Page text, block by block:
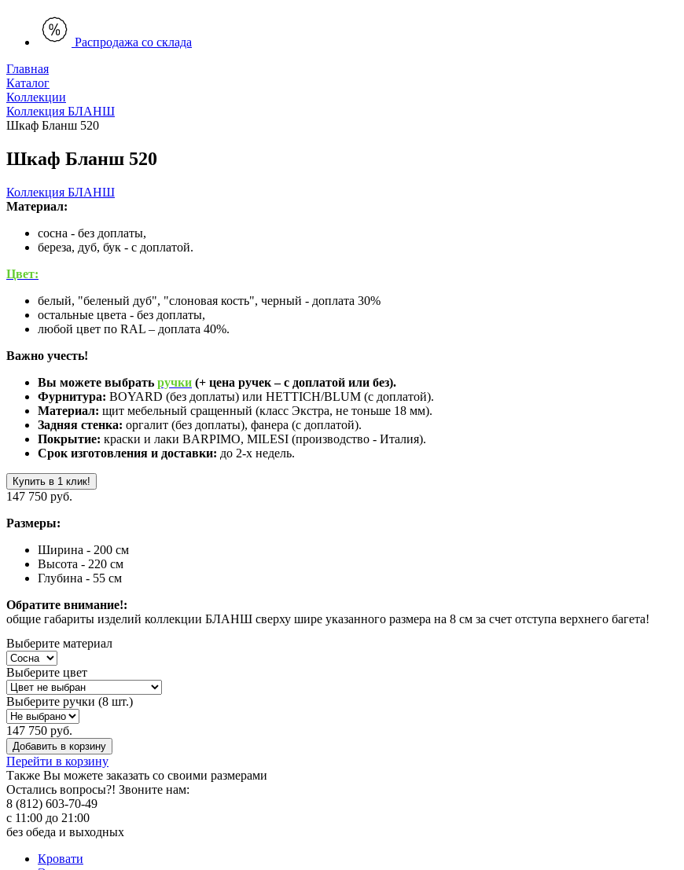
Распродажа со склада
Главная
Каталог
Коллекции
Коллекция БЛАНШ
Шкаф Бланш 520
Шкаф Бланш 520
Коллекция БЛАНШ
Материал:
сосна - без доплаты,
береза, дуб, бук - с доплатой.
Цвет:
белый, "беленый дуб", "слоновая кость", черный - доплата 30%
остальные цвета - без доплаты,
любой цвет по RAL – доплата 40%.
Важно учесть!
Вы можете выбрать ручки (+ цена ручек – с доплатой или без).
Фурнитура: BOYARD (без доплаты) или HETTICH/BLUM (с доплатой).
Материал: щит мебельный сращенный (класс Экстра, не тоньше 18 мм).
Задняя стенка: оргалит (без доплаты), фанера (с доплатой).
Покрытие: краски и лаки BARPIMO, MILESI (производство - Италия).
Срок изготовления и доставки: до 2-х недель.
Купить в 1 клик!
147 750 руб.
Размеры:
Ширина - 200 см
Высота - 220 см
Глубина - 55 см
Обратите внимание!:
общие габариты изделий коллекции БЛАНШ сверху шире указанного размера на 8 см за счет отступа верхнего багета!
Выберите материал
Выберите цвет
Выберите ручки (8 шт.)
147 750 руб.
Добавить в корзину
Перейти в корзину
Также Вы можете заказать со своими размерами
Остались вопросы?! Звоните нам:
8 (812) 603-70-49
с 11:00 до 21:00
без обеда и выходных
Кровати